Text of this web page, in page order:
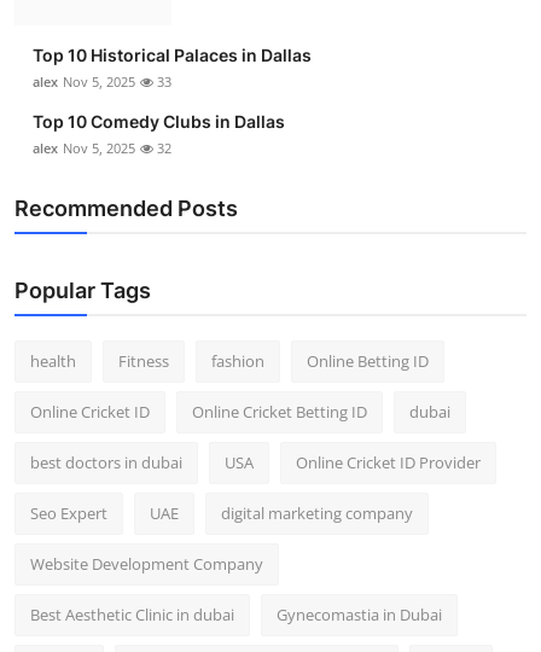
Top 10 Historical Palaces in Dallas
alex Nov 5, 2025 33
Top 10 Comedy Clubs in Dallas
alex Nov 5, 2025 32
Recommended Posts
Popular Tags
health Fitness fashion Online Betting ID
Online Cricket ID Online Cricket Betting ID dubai
best doctors in dubai USA Online Cricket ID Provider
Seo Expert UAE digital marketing company
Website Development Company
Best Aesthetic Clinic in dubai Gynecomastia in Dubai